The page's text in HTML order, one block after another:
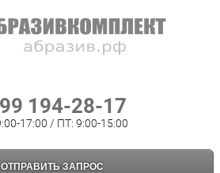
194-28-17
17:00 / ПТ: 9:00-15:00
ОТПРАВИТЬ ЗАПРОС